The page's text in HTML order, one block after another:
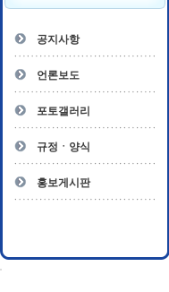
- 피해상담사 1급
- 전문수련감독자
- 전문수련기관
공지사항
언론보도
포토갤러리
규정ㆍ양식
홍보게시판